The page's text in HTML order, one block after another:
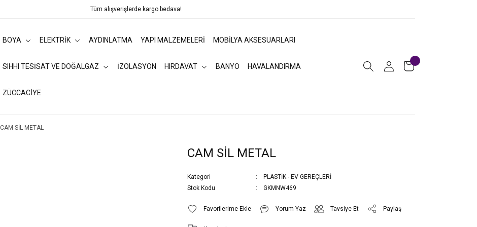
Tüm alışverişlerde kargo bedava!
BOYA ELEKTRİK AYDINLATMA YAPI MALZEMELERİ MOBİLYA AKSESUARLARI
SIHHI TESİSAT VE DOĞALGAZ İZOLASYON HIRDAVAT BANYO HAVALANDIRMA
ZÜCCACİYE
CAM SİL METAL
CAM SİL METAL
Kategori
PLASTİK - EV GEREÇLERİ
Stok Kodu
GKMNW469
Yorum Yaz Tavsiye Et Paylaş